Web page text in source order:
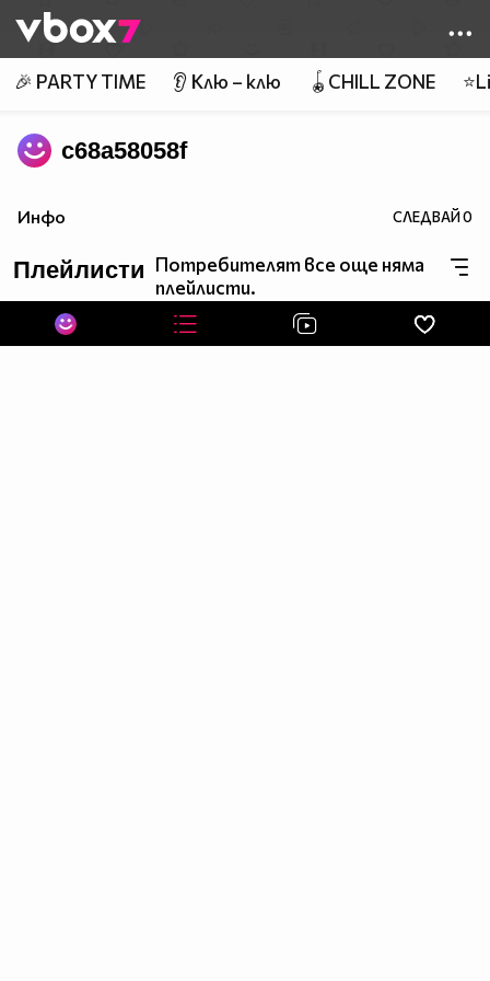
👾
🎉 PARTY TIME 👂 Клю – клю 🪀CHILL ZONE
c68a58058f
Инфо СЛЕДВАЙ0
Плейлисти Потребителят все още няма
плейлисти.